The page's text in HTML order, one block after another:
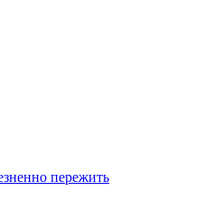
пережить